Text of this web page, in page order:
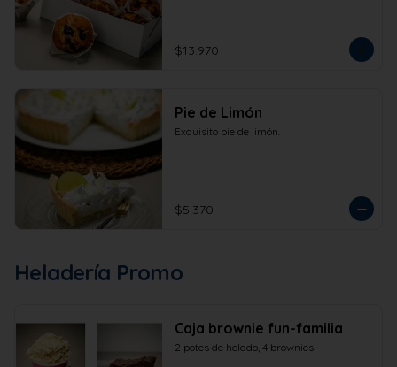
$13.970
Pie de Limón
Exquisito pie de limón.
$5.370
Heladería Promo
Caja brownie fun-familia
2 potes de helado, 4 brownies